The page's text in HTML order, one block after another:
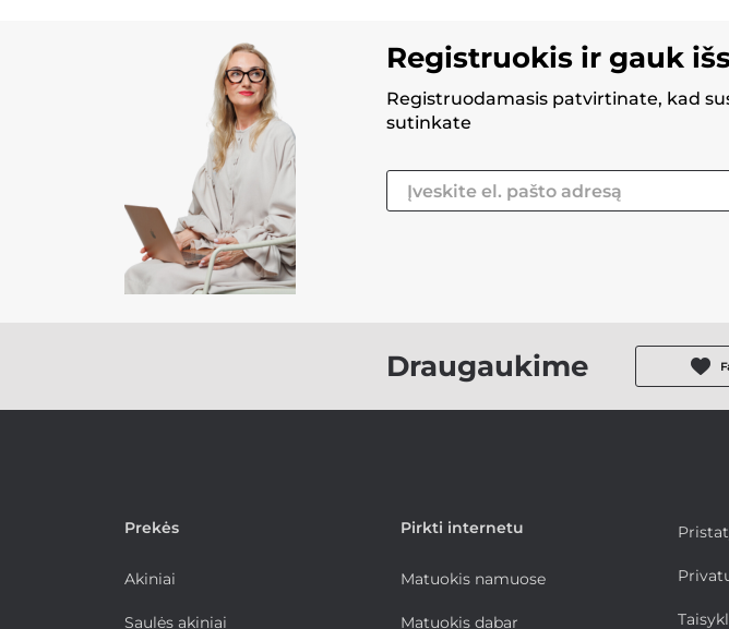
Registruokis ir gauk
Registruodamasis patvirtinate, kad
sutinkate
Draugaukime
Prekės
Akiniai
Saulės akiniai
Pirkti internetu
Matuokis namuose
Matuokis dabar